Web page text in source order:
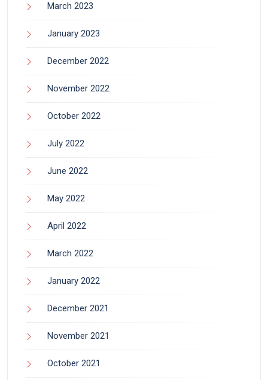
March 2023
January 2023
December 2022
November 2022
October 2022
July 2022
June 2022
May 2022
April 2022
March 2022
January 2022
December 2021
November 2021
October 2021